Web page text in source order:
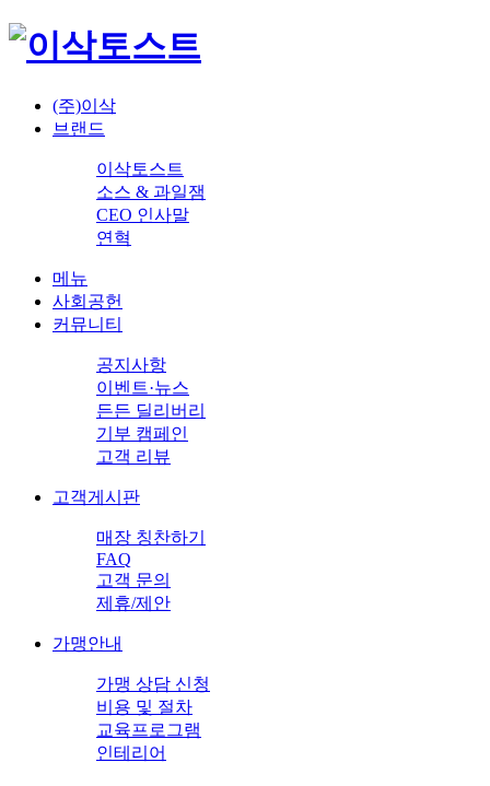
(주)이삭
브랜드
이삭토스트
소스 & 과일잼
CEO 인사말
연혁
메뉴
사회공헌
커뮤니티
공지사항
이벤트·뉴스
든든 딜리버리
기부 캠페인
고객 리뷰
고객게시판
매장 칭찬하기
FAQ
고객 문의
제휴/제안
가맹안내
가맹 상담 신청
비용 및 절차
교육프로그램
인테리어